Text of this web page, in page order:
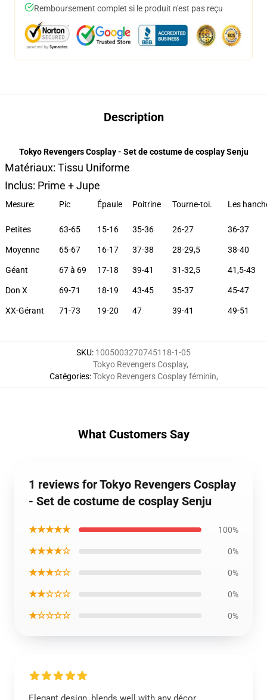
Remboursement complet si le produit n'est pas reçu
Description
Tokyo Revengers Cosplay - Set de costume de cosplay Senju
Matériaux: Tissu Uniforme
Inclus: Prime + Jupe
Mesure: Pic Épaule Poitrine Tourne-toi. Les
Petites 63-65 15-16 35-36 26-27 36-37
Moyenne 65-67 16-17 37-38 28-29,5 38-40
Géant 67 à 69 17-18 39-41 31-32,5 41,5-43
Don X 69-71 18-19 43-45 35-37 45-47
XX-Gérant 71-73 19-20 47 39-41 49-51
SKU: 1005003270745118-1-05
Catégories:
Tokyo Revengers Cosplay,
Tokyo Revengers Cosplay féminin,
What Customers Say
1 reviews for Tokyo Revengers Cosplay
- Set de costume de cosplay Senju
★★★★★ 100%
★★★★☆ 0%
★★★☆☆ 0%
★★☆☆☆ 0%
★☆☆☆☆ 0%